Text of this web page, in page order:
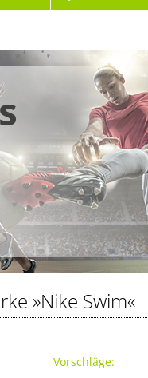
»Nike Swim«
Vorschläge: